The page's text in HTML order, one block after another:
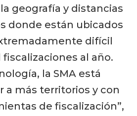
geografía y distancias
donde están ubicados
difícil
al año.
la SMA está
a más territorios y con
de fiscalización”,